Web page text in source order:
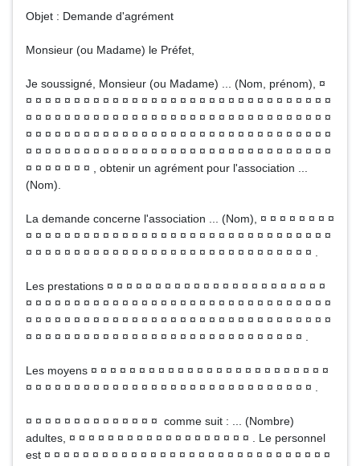
Objet : Demande d'agrément
Monsieur (ou Madame) le Préfet,
Je soussigné, Monsieur (ou Madame) ... (Nom, prénom), ¤
¤ ¤ ¤ ¤ ¤ ¤ ¤ ¤ ¤ ¤ ¤ ¤ ¤ ¤ ¤ ¤ ¤ ¤ ¤ ¤ ¤ ¤ ¤ ¤ ¤ ¤ ¤ ¤ ¤ ¤ ¤ ¤
¤ ¤ ¤ ¤ ¤ ¤ ¤ ¤ ¤ ¤ ¤ ¤ ¤ ¤ ¤ ¤ ¤ ¤ ¤ ¤ ¤ ¤ ¤ ¤ ¤ ¤ ¤ ¤ ¤ ¤ ¤ ¤
¤ ¤ ¤ ¤ ¤ ¤ ¤ ¤ ¤ ¤ ¤ ¤ ¤ ¤ ¤ ¤ ¤ ¤ ¤ ¤ ¤ ¤ ¤ ¤ ¤ ¤ ¤ ¤ ¤ ¤ ¤ ¤
¤ ¤ ¤ ¤ ¤ ¤ ¤ ¤ ¤ ¤ ¤ ¤ ¤ ¤ ¤ ¤ ¤ ¤ ¤ ¤ ¤ ¤ ¤ ¤ ¤ ¤ ¤ ¤ ¤ ¤ ¤ ¤
¤ ¤ ¤ ¤ ¤ ¤ ¤ , obtenir un agrément pour l'association ...
(Nom).
La demande concerne l'association ... (Nom), ¤ ¤ ¤ ¤ ¤ ¤ ¤ ¤
¤ ¤ ¤ ¤ ¤ ¤ ¤ ¤ ¤ ¤ ¤ ¤ ¤ ¤ ¤ ¤ ¤ ¤ ¤ ¤ ¤ ¤ ¤ ¤ ¤ ¤ ¤ ¤ ¤ ¤ ¤ ¤
¤ ¤ ¤ ¤ ¤ ¤ ¤ ¤ ¤ ¤ ¤ ¤ ¤ ¤ ¤ ¤ ¤ ¤ ¤ ¤ ¤ ¤ ¤ ¤ ¤ ¤ ¤ ¤ ¤ ¤ .
Les prestations ¤ ¤ ¤ ¤ ¤ ¤ ¤ ¤ ¤ ¤ ¤ ¤ ¤ ¤ ¤ ¤ ¤ ¤ ¤ ¤ ¤ ¤ ¤
¤ ¤ ¤ ¤ ¤ ¤ ¤ ¤ ¤ ¤ ¤ ¤ ¤ ¤ ¤ ¤ ¤ ¤ ¤ ¤ ¤ ¤ ¤ ¤ ¤ ¤ ¤ ¤ ¤ ¤ ¤ ¤
¤ ¤ ¤ ¤ ¤ ¤ ¤ ¤ ¤ ¤ ¤ ¤ ¤ ¤ ¤ ¤ ¤ ¤ ¤ ¤ ¤ ¤ ¤ ¤ ¤ ¤ ¤ ¤ ¤ ¤ ¤ ¤
¤ ¤ ¤ ¤ ¤ ¤ ¤ ¤ ¤ ¤ ¤ ¤ ¤ ¤ ¤ ¤ ¤ ¤ ¤ ¤ ¤ ¤ ¤ ¤ ¤ ¤ ¤ ¤ ¤ .
Les moyens ¤ ¤ ¤ ¤ ¤ ¤ ¤ ¤ ¤ ¤ ¤ ¤ ¤ ¤ ¤ ¤ ¤ ¤ ¤ ¤ ¤ ¤ ¤ ¤ ¤
¤ ¤ ¤ ¤ ¤ ¤ ¤ ¤ ¤ ¤ ¤ ¤ ¤ ¤ ¤ ¤ ¤ ¤ ¤ ¤ ¤ ¤ ¤ ¤ ¤ ¤ ¤ ¤ ¤ ¤ .
¤ ¤ ¤ ¤ ¤ ¤ ¤ ¤ ¤ ¤ ¤ ¤ ¤ ¤ comme suit : ... (Nombre)
adultes, ¤ ¤ ¤ ¤ ¤ ¤ ¤ ¤ ¤ ¤ ¤ ¤ ¤ ¤ ¤ ¤ ¤ ¤ ¤ . Le personnel
est ¤ ¤ ¤ ¤ ¤ ¤ ¤ ¤ ¤ ¤ ¤ ¤ ¤ ¤ ¤ ¤ ¤ ¤ ¤ ¤ ¤ ¤ ¤ ¤ ¤ ¤ ¤ ¤ ¤ ¤